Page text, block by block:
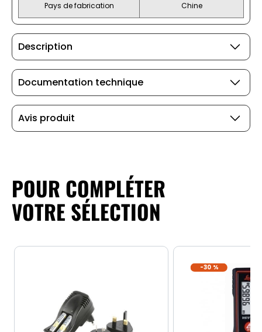
Pays de fabrication Chine
Description
Documentation technique
Avis produit
POUR COMPLÉTER
VOTRE SÉLECTION
-30 %